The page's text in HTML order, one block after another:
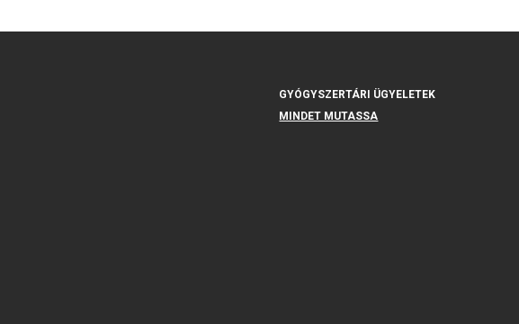
GYÓGYSZERTÁRI ÜGYELETEK
MINDET MUTASSA